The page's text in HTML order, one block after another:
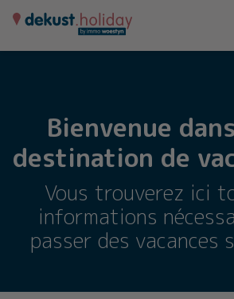
Bienvenue
destination de
Vous trouverez ici
informations
passer des vacances